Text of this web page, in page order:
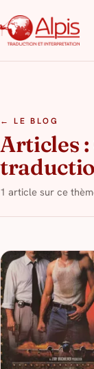
← LE BLOG
Articles
1 article sur ce